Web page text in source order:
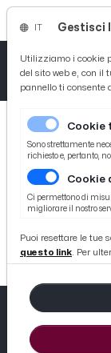
Gestisci
Utilizziamo i cookie
del sito web e, con il
pannello ti consente
Cookie
Sono strettamente
richiesto e, pertanto,
Cookie
Ci permettono di
migliorare il nostro
Puoi resettare le tue
questo link. Per
Tutto News
Tutto Sport
Basket
Ciclismo
Tutto Curiosità